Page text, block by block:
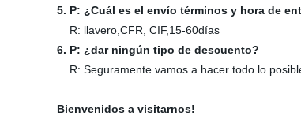
5. P: ¿Cuál es el envío términos y hora de
R: llavero,CFR, CIF,15-60días
6. P: ¿dar ningún tipo de descuento?
R: Seguramente vamos a hacer todo lo
Bienvenidos a visitarnos!